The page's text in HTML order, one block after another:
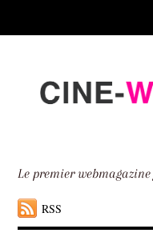
down
Le premier
RSS